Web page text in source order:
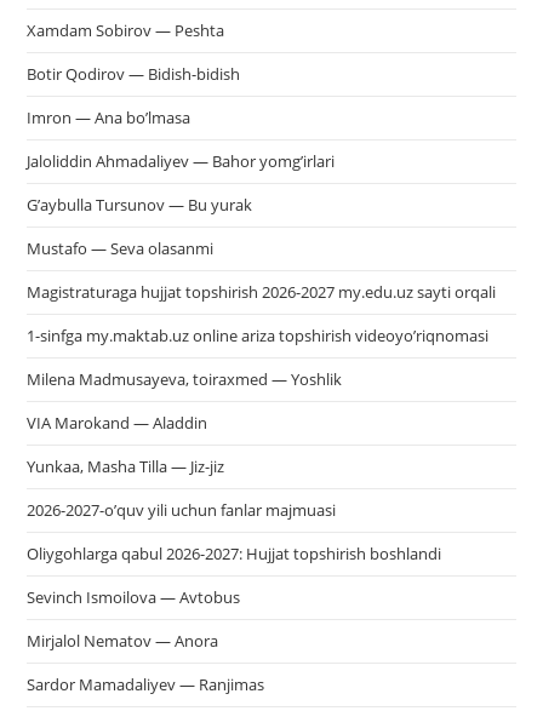
Xamdam Sobirov — Peshta
Botir Qodirov — Bidish-bidish
Imron — Ana bo’lmasa
Jaloliddin Ahmadaliyev — Bahor yomg’irlari
G’aybulla Tursunov — Bu yurak
Mustafo — Seva olasanmi
Magistraturaga hujjat topshirish 2026-2027 my.edu.uz sayti orqali
1-sinfga my.maktab.uz online ariza topshirish videoyo’riqnomasi
Milena Madmusayeva, toiraxmed — Yoshlik
VIA Marokand — Aladdin
Yunkaa, Masha Tilla — Jiz-jiz
2026-2027-o’quv yili uchun fanlar majmuasi
Oliygohlarga qabul 2026-2027: Hujjat topshirish boshlandi
Sevinch Ismoilova — Avtobus
Mirjalol Nematov — Anora
Sardor Mamadaliyev — Ranjimas